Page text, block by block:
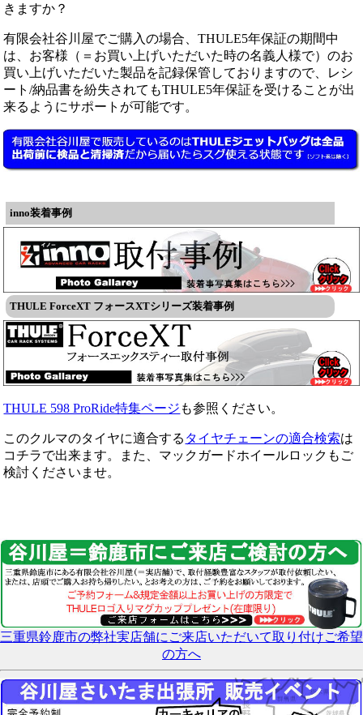
きますか？
有限会社谷川屋でご購入の場合、THULE5年保証の期間中
は、お客様（＝お買い上げいただいた時の名義人様で）のお
買い上げいただいた製品を記録保管しておりますので、レシ
ート/納品書を紛失されてもTHULE5年保証を受けることが出
来るようにサポートが可能です。
inno装着事例
THULE ForceXT フォースXTシリーズ装着事例
THULE 598 ProRide特集ページ も参照ください。
このクルマのタイヤに適合する タイヤチェーンの適合検索は
コチラで出来ます。また、マックガードホイールロックもご
検討くださいませ。
三重県鈴鹿市の弊社実店舗にご来店いただいて取り付けご希望
の方へ